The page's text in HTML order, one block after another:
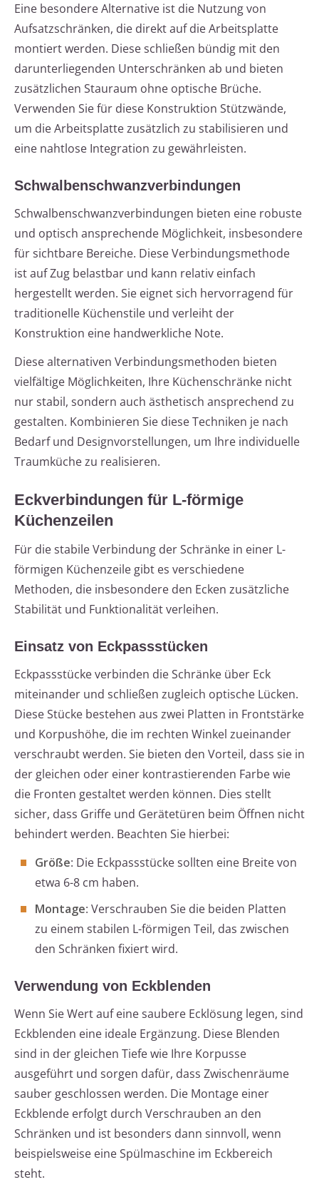
Eine besondere Alternative ist die Nutzung von
Aufsatzschränken, die direkt auf die Arbeitsplatte
montiert werden. Diese schließen bündig mit den
darunterliegenden Unterschränken ab und bieten
zusätzlichen Stauraum ohne optische Brüche.
Verwenden Sie für diese Konstruktion Stützwände,
um die Arbeitsplatte zusätzlich zu stabilisieren und
eine nahtlose Integration zu gewährleisten.
Schwalbenschwanzverbindungen
Schwalbenschwanzverbindungen bieten eine robuste
und optisch ansprechende Möglichkeit, insbesondere
für sichtbare Bereiche. Diese Verbindungsmethode
ist auf Zug belastbar und kann relativ einfach
hergestellt werden. Sie eignet sich hervorragend für
traditionelle Küchenstile und verleiht der
Konstruktion eine handwerkliche Note.
Diese alternativen Verbindungsmethoden bieten
vielfältige Möglichkeiten, Ihre Küchenschränke nicht
nur stabil, sondern auch ästhetisch ansprechend zu
gestalten. Kombinieren Sie diese Techniken je nach
Bedarf und Designvorstellungen, um Ihre individuelle
Traumküche zu realisieren.
Eckverbindungen für L-förmige
Küchenzeilen
Für die stabile Verbindung der Schränke in einer L-
förmigen Küchenzeile gibt es verschiedene
Methoden, die insbesondere den Ecken zusätzliche
Stabilität und Funktionalität verleihen.
Einsatz von Eckpassstücken
Eckpassstücke verbinden die Schränke über Eck
miteinander und schließen zugleich optische Lücken.
Diese Stücke bestehen aus zwei Platten in Frontstärke
und Korpushöhe, die im rechten Winkel zueinander
verschraubt werden. Sie bieten den Vorteil, dass sie in
der gleichen oder einer kontrastierenden Farbe wie
die Fronten gestaltet werden können. Dies stellt
sicher, dass Griffe und Gerätetüren beim Öffnen nicht
behindert werden. Beachten Sie hierbei:
Größe: Die Eckpassstücke sollten eine Breite von
etwa 6-8 cm haben.
Montage: Verschrauben Sie die beiden Platten
zu einem stabilen L-förmigen Teil, das zwischen
den Schränken fixiert wird.
Verwendung von Eckblenden
Wenn Sie Wert auf eine saubere Ecklösung legen, sind
Eckblenden eine ideale Ergänzung. Diese Blenden
sind in der gleichen Tiefe wie Ihre Korpusse
ausgeführt und sorgen dafür, dass Zwischenräume
sauber geschlossen werden. Die Montage einer
Eckblende erfolgt durch Verschrauben an den
Schränken und ist besonders dann sinnvoll, wenn
beispielsweise eine Spülmaschine im Eckbereich
steht.